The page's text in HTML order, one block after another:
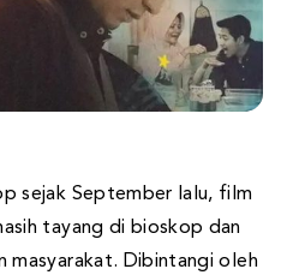
sejak September lalu, film
tayang di bioskop dan
masyarakat. Dibintangi oleh